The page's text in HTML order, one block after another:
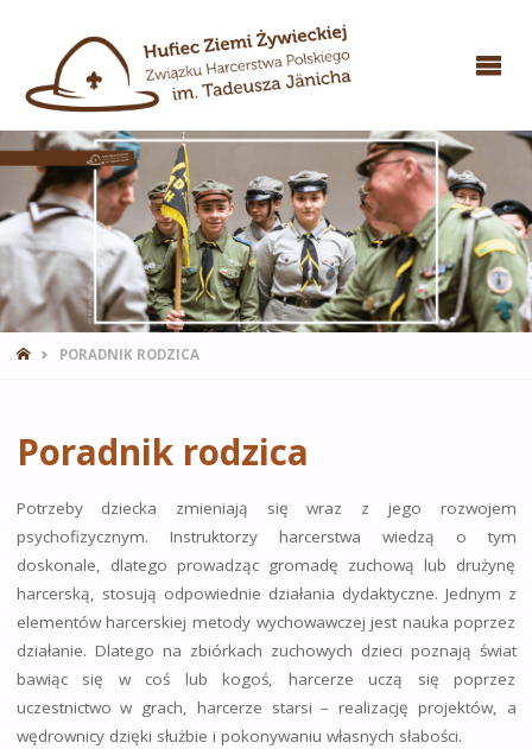
STRONA
PORADNIK RODZICA
Poradnik rodzica
Potrzeby dziecka zmieniają się wraz z jego rozwojem
psychofizycznym. Instruktorzy harcerstwa wiedzą o tym
doskonale, dlatego prowadząc gromadę zuchową lub drużynę
harcerską, stosują odpowiednie działania dydaktyczne. Jednym z
elementów harcerskiej metody wychowawczej jest nauka poprzez
działanie. Dlatego na zbiórkach zuchowych dzieci poznają świat
bawiąc się w coś lub kogoś, harcerze uczą się poprzez
uczestnictwo w grach, harcerze starsi – realizację projektów, a
wędrownicy dzięki służbie i pokonywaniu własnych słabości.